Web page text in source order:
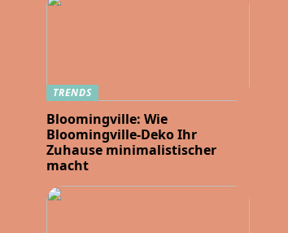
TRENDS
Bloomingville: Wie
Bloomingville-Deko Ihr
Zuhause minimalistischer
macht